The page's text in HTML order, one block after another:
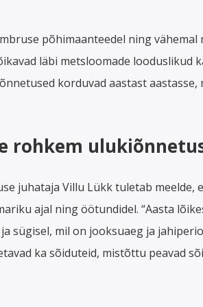
põhimaanteedel ning
läbi metsloomade looduslikud
korduvad aastast aastasse,
rohkem
juhataja Villu Lükk tuletab meelde,
ajal ning öötundidel. “Aasta
sügisel, mil on jooksuaeg ja
ka sõiduteid, mistõttu peavad